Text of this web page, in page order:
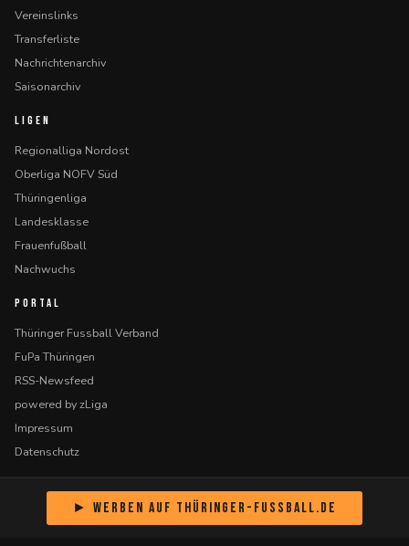
Vereinslinks
Transferliste
Nachrichtenarchiv
Saisonarchiv
LIGEN
Regionalliga Nordost
Oberliga NOFV Süd
Thüringenliga
Landesklasse
Frauenfußball
Nachwuchs
PORTAL
Thüringer Fussball Verband
FuPa Thüringen
RSS-Newsfeed
powered by zLiga
Impressum
Datenschutz
► Werben auf Thüringer-Fussball.de